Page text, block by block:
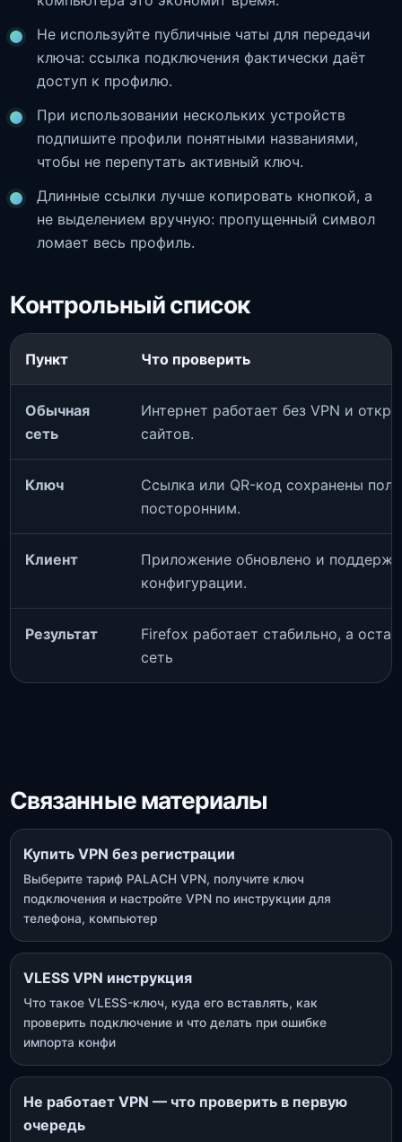
Не используйте публичные чаты для передачи
ключа: ссылка подключения фактически даёт
доступ к профилю.
При использовании нескольких устройств
подпишите профили понятными названиями,
чтобы не перепутать активный ключ.
Длинные ссылки лучше копировать кнопкой, а
не выделением вручную: пропущенный символ
ломает весь профиль.
Контрольный список
Пункт Что проверить
Обычная
сеть
Интернет работает без VPN и
сайтов.
Ключ
Ссылка или QR-код сохранены
посторонним.
Клиент
Приложение обновлено и
конфигурации.
Результат
Firefox работает стабильно, а
сеть
Связанные материалы
Купить VPN без регистрации
Выберите тариф PALACH VPN, получите ключ
подключения и настройте VPN по инструкции для
телефона, компьютер
VLESS VPN инструкция
Что такое VLESS-ключ, куда его вставлять, как
проверить подключение и что делать при ошибке
импорта конфи
Не работает VPN — что проверить в первую
очередь